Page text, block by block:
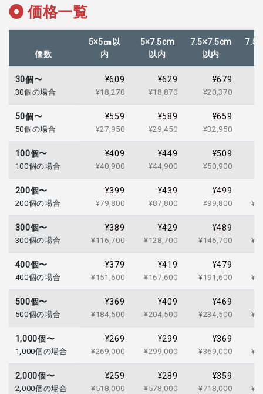
価格一覧
個数
5×5㎝以
内
5×7.5cm
以内
7.5×7.5cm
以内
30個〜
30個の場合
¥609
¥18,270
¥629
¥18,870
¥679
¥20,370
50個〜
50個の場合
¥559
¥27,950
¥589
¥29,450
¥659
¥32,950
100個〜
100個の場合
¥409
¥40,900
¥449
¥44,900
¥509
¥50,900
200個〜
200個の場合
¥399
¥79,800
¥439
¥87,800
¥499
¥99,800
300個〜
300個の場合
¥389
¥116,700
¥429
¥128,700
¥489
¥146,700
400個〜
400個の場合
¥379
¥151,600
¥419
¥167,600
¥479
¥191,600
500個〜
500個の場合
¥369
¥184,500
¥409
¥204,500
¥469
¥234,500
1,000個〜
1,000個の場合
¥269
¥269,000
¥299
¥299,000
¥369
¥369,000
2,000個〜
2,000個の場合
¥259
¥518,000
¥289
¥578,000
¥359
¥718,000